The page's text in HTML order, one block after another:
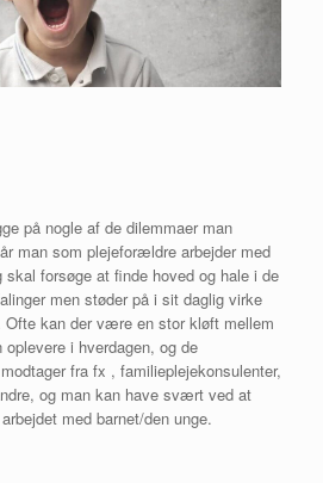
på nogle af de dilemmaer man
man som plejeforældre arbejder med
skal forsøge at finde hoved og hale i de
men støder på i sit daglig virke
Ofte kan der være en stor kløft mellem
i hverdagen, og de
fra fx , familieplejekonsulenter,
og man kan have svært ved at
med barnet/den unge.